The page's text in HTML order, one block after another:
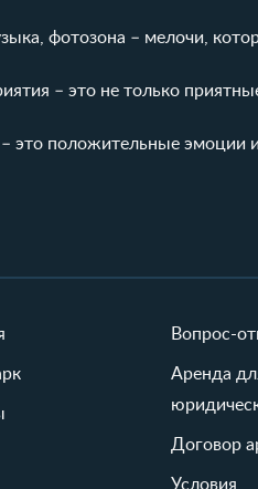
фотозона – мелочи,
– это не только
положительные эмоции
Вопрос-
Аренда
Договор
Условия